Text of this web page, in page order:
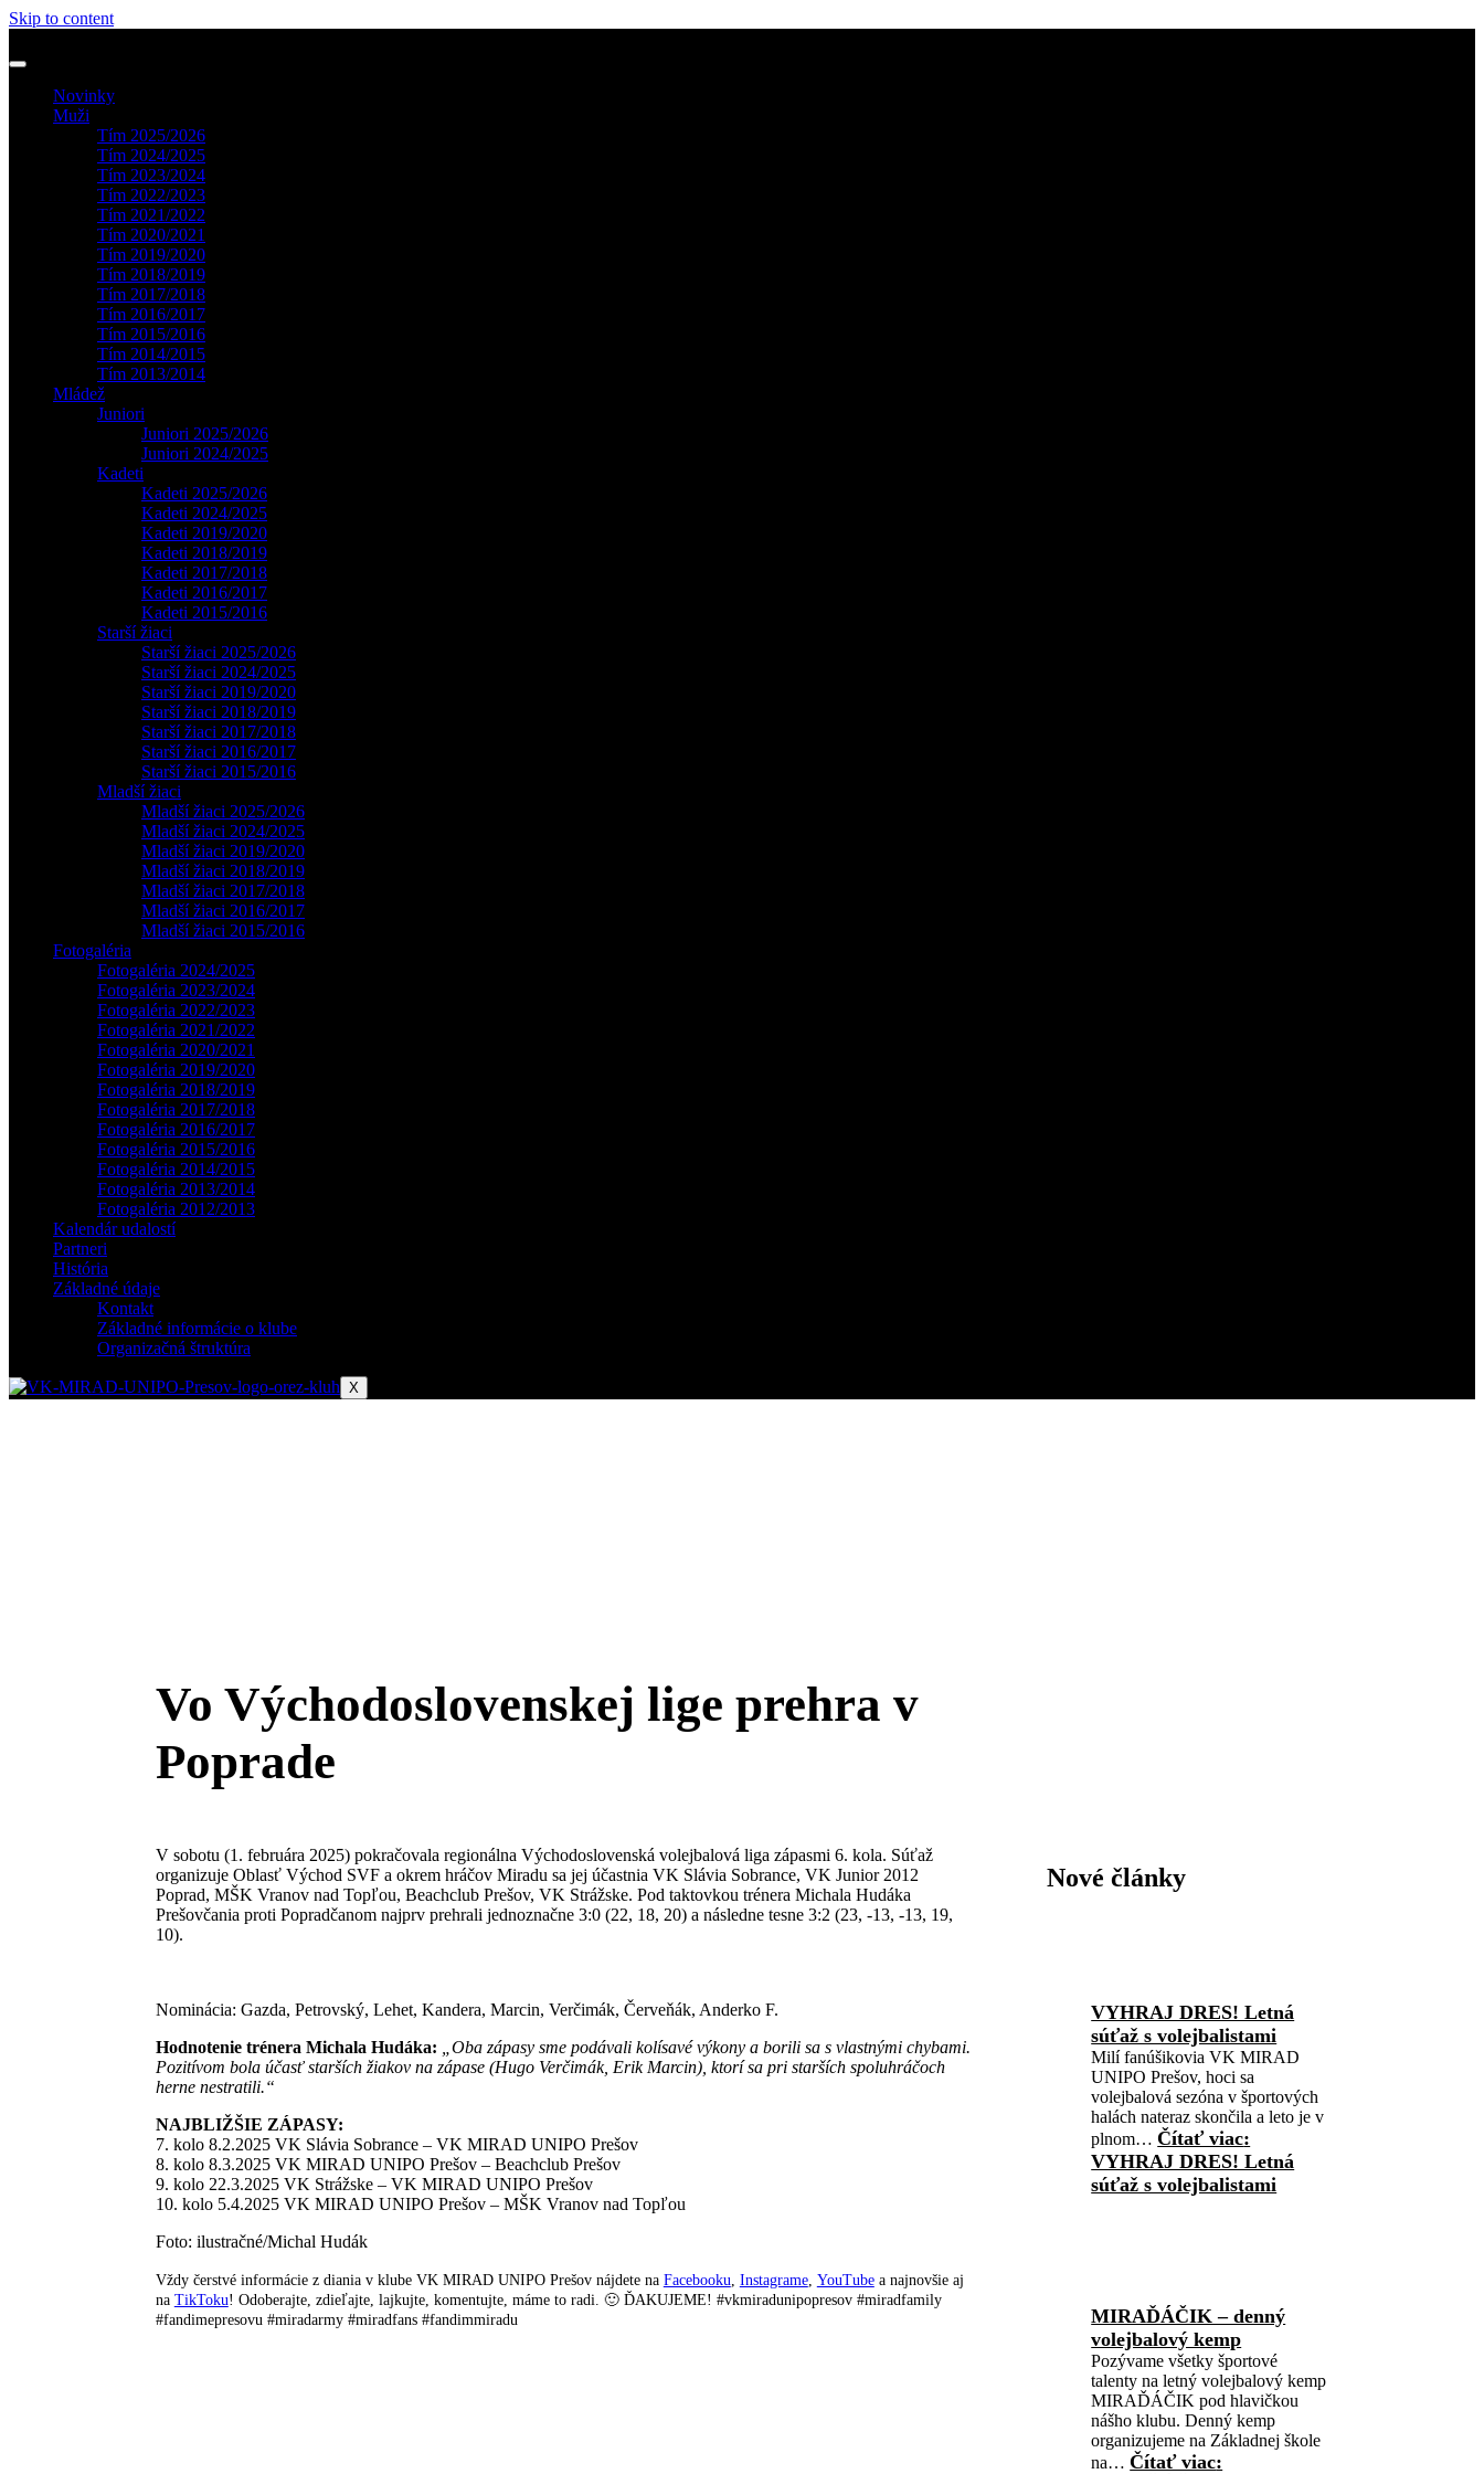
Skip to content
Novinky
Muži
Tím 2025/2026
Tím 2024/2025
Tím 2023/2024
Tím 2022/2023
Tím 2021/2022
Tím 2020/2021
Tím 2019/2020
Tím 2018/2019
Tím 2017/2018
Tím 2016/2017
Tím 2015/2016
Tím 2014/2015
Tím 2013/2014
Mládež
Juniori
Juniori 2025/2026
Juniori 2024/2025
Kadeti
Kadeti 2025/2026
Kadeti 2024/2025
Kadeti 2019/2020
Kadeti 2018/2019
Kadeti 2017/2018
Kadeti 2016/2017
Kadeti 2015/2016
Starší žiaci
Starší žiaci 2025/2026
Starší žiaci 2024/2025
Starší žiaci 2019/2020
Starší žiaci 2018/2019
Starší žiaci 2017/2018
Starší žiaci 2016/2017
Starší žiaci 2015/2016
Mladší žiaci
Mladší žiaci 2025/2026
Mladší žiaci 2024/2025
Mladší žiaci 2019/2020
Mladší žiaci 2018/2019
Mladší žiaci 2017/2018
Mladší žiaci 2016/2017
Mladší žiaci 2015/2016
Fotogaléria
Fotogaléria 2024/2025
Fotogaléria 2023/2024
Fotogaléria 2022/2023
Fotogaléria 2021/2022
Fotogaléria 2020/2021
Fotogaléria 2019/2020
Fotogaléria 2018/2019
Fotogaléria 2017/2018
Fotogaléria 2016/2017
Fotogaléria 2015/2016
Fotogaléria 2014/2015
Fotogaléria 2013/2014
Fotogaléria 2012/2013
Kalendár udalostí
Partneri
História
Základné údaje
Kontakt
Základné informácie o klube
Organizačná štruktúra
X
Vo Východoslovenskej lige prehra v
Poprade
V sobotu (1. februára 2025) pokračovala regionálna Východoslovenská volejbalová liga zápasmi 6. kola. Súťaž
organizuje Oblasť Východ SVF a okrem hráčov Miradu sa jej účastnia VK Slávia Sobrance, VK Junior 2012
Poprad, MŠK Vranov nad Topľou, Beachclub Prešov, VK Strážske. Pod taktovkou trénera Michala Hudáka
Prešovčania proti Popradčanom najprv prehrali jednoznačne 3:0 (22, 18, 20) a následne tesne 3:2 (23, -13, -13, 19,
10).
Nominácia: Gazda, Petrovský, Lehet, Kandera, Marcin, Verčimák, Červeňák, Anderko F.
Hodnotenie trénera Michala Hudáka:
„Oba zápasy sme podávali kolísavé výkony a borili sa s vlastnými chybami.
Pozitívom bola účasť starších žiakov na zápase (Hugo Verčimák, Erik Marcin), ktorí sa pri starších spoluhráčoch
herne nestratili.“
NAJBLIŽŠIE ZÁPASY:
7. kolo 8.2.2025 VK Slávia Sobrance – VK MIRAD UNIPO Prešov
8. kolo 8.3.2025 VK MIRAD UNIPO Prešov – Beachclub Prešov
9. kolo 22.3.2025 VK Strážske – VK MIRAD UNIPO Prešov
10. kolo 5.4.2025 VK MIRAD UNIPO Prešov – MŠK Vranov nad Topľou
Foto: ilustračné/Michal Hudák
Vždy čerstvé informácie z diania v klube VK MIRAD UNIPO Prešov nájdete na Facebooku, Instagrame, YouTubea najnovšie aj
na TikToku! Odoberajte, zdieľajte, lajkujte, komentujte, máme to radi. 🙂 ĎAKUJEME! #vkmiradunipopresov #miradfamily
#fandimepresovu #miradarmy #miradfans #fandimmiradu
Nové články
VYHRAJ DRES! Letná
súťaž s volejbalistami
Milí fanúšikovia VK MIRAD
UNIPO Prešov, hoci sa
volejbalová sezóna v športových
halách nateraz skončila a leto je v
plnom…Čítať viac:
VYHRAJ DRES! Letná
súťaž s volejbalistami
MIRAĎÁČIK – denný
volejbalový kemp
Pozývame všetky športové
talenty na letný volejbalový kemp
MIRAĎÁČIK pod hlavičkou
nášho klubu. Denný kemp
organizujeme na Základnej škole
na…Čítať viac: